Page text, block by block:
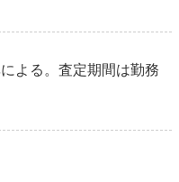
よる。査定期間は勤務